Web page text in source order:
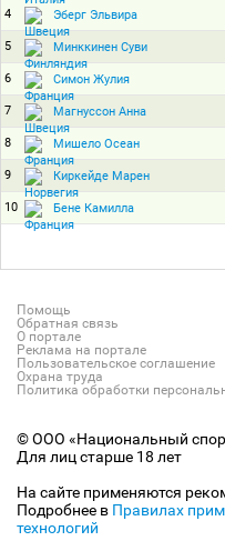
4 Эберг Эльвира
5 Минккинен Суви
6 Симон Жулия
7 Магнуссон Анна
8 Мишело Осеан
9 Киркейде Марен
10 Бене Камилла
Помощь
Обратная связь
О портале
Реклама на портале
Пользовательское соглашение
Охрана труда
Политика обработки
© ООО «Национальный
Для лиц старше 18 лет
На сайте применяются
Подробнее в Правилах
технологий